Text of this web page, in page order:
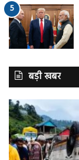
बड़ी खबर